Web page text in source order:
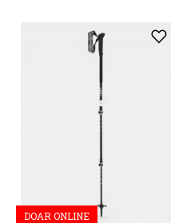
DOAR ONLINE